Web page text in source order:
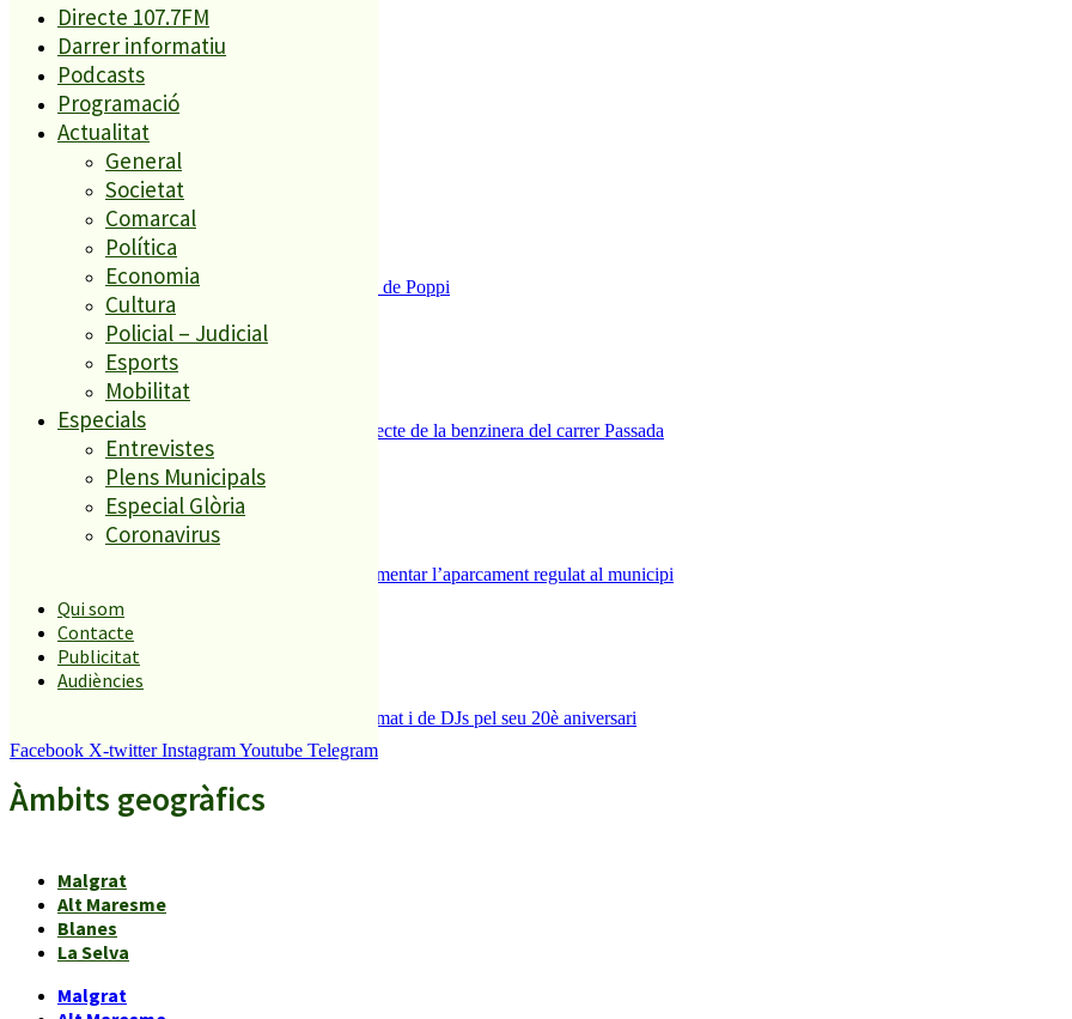
Directe 107.7FM
Darrer informatiu
Podcasts
Programació
Actualitat
General
Societat
Comarcal
Política
Economia
Cultura
Policial – Judicial
Esports
Mobilitat
Especials
Entrevistes
Plens Municipals
Especial Glòria
Coronavirus
Qui som
Contacte
Publicitat
Audiències
Facebook X-twitter InstagramYoutube Telegram
El més llegit
1
ESPORTS CAP DE SETMANA
Enxampat l’autor de les pintades a la plaça de Poppi
Es presenten 17 al·legacions contra el projecte de la benzinera del carrer Passada
Malgrat de Mar inicia els tràmits per implementar l’aparcament regulat al municipi
La Festa dels 80 de Palafolls canvia de format i de DJs pel seu 20è aniversari
Àmbits geogràfics
Malgrat
Alt Maresme
Blanes
La Selva
Malgrat